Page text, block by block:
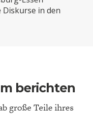
in den
berichten
große Teile ihres